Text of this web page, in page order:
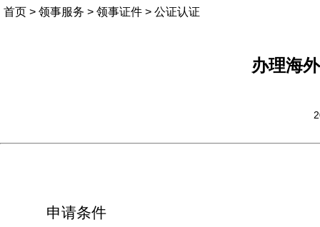
首页 > 领事服务 > 领事证件 > 公证认证
办理海
申请条件